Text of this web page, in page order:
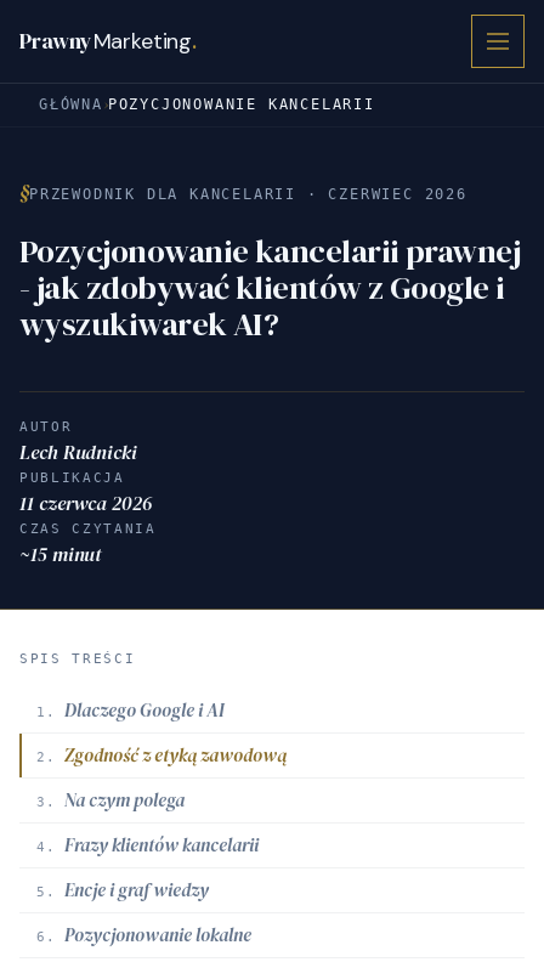
PrawnyMarketing.
GŁÓWNA ›POZYCJONOWANIE KANCELARII
§PRZEWODNIK DLA KANCELARII · CZERWIEC 2026
Pozycjonowanie kancelarii prawnej
- jak zdobywać klientów z Google i
wyszukiwarek AI?
AUTOR
Lech Rudnicki
PUBLIKACJA
11 czerwca 2026
CZAS CZYTANIA
~15 minut
SPIS TREŚCI
1. Dlaczego Google i AI
2. Zgodność z etyką zawodową
3. Na czym polega
4. Frazy klientów kancelarii
5. Encje i graf wiedzy
6. Pozycjonowanie lokalne